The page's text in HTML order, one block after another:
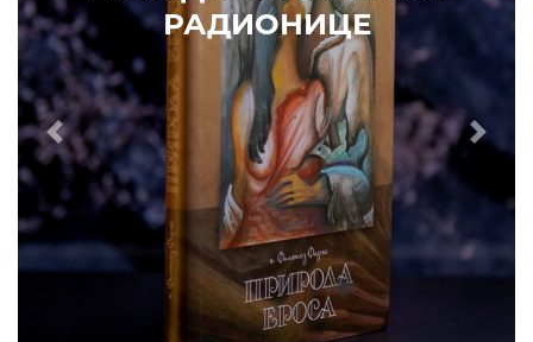
Eпископ Атанасије: Кратак одговор Жељку Жугићу –
Которанину, а уствари Епископу Артемију
15. ЈАНУАР 2011. ВЕСТИ
Eпископ Атанасије: Артемијева секта -
парасинагога=парацрква
7. ОКТОБАР 2012. ВЕСТИ
Eпископ Западноамерички Г. Максим у посети
Призрену